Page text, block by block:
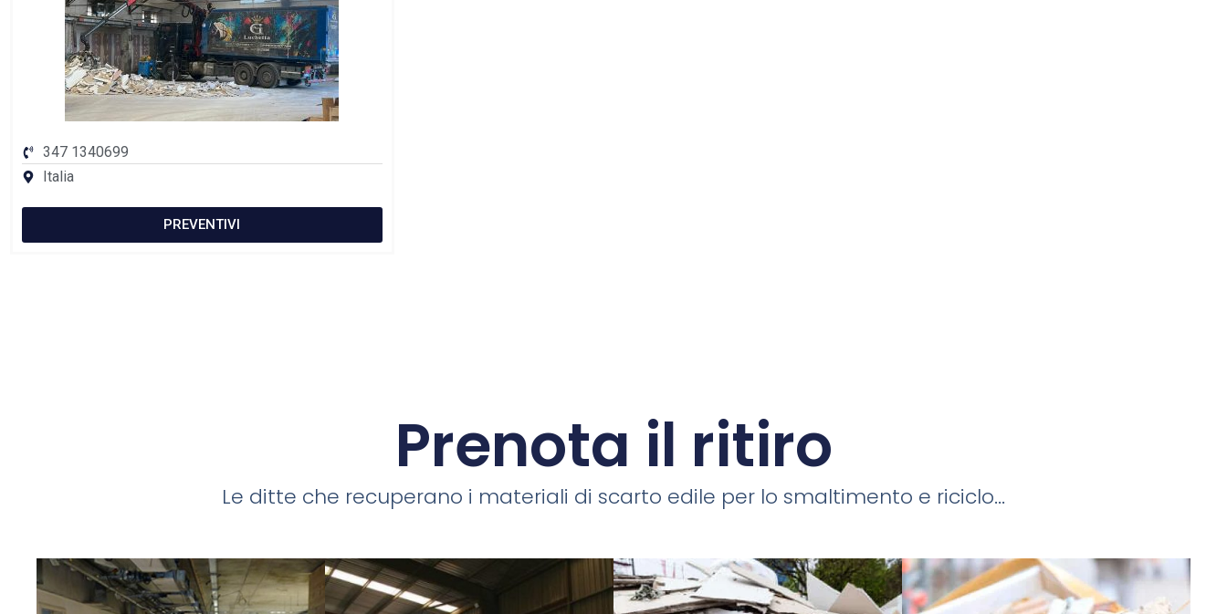
347 1340699
Italia
PREVENTIVI
Prenota il ritiro
Le ditte che recuperano i materiali di scarto edile per lo smaltimento e riciclo...